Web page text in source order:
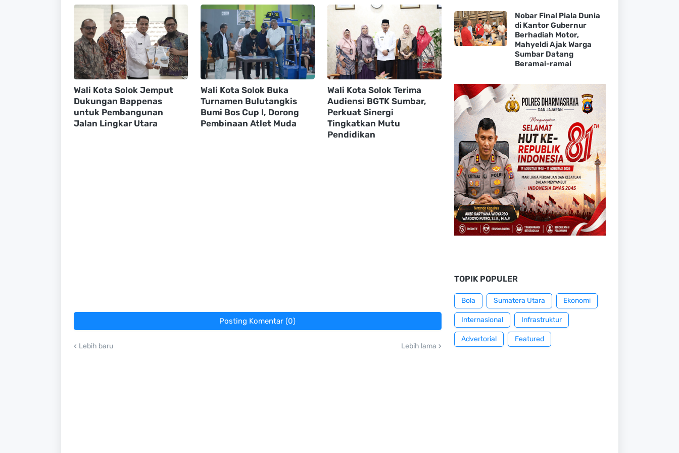
Wali Kota Solok Jemput
Dukungan Bappenas
untuk Pembangunan
Jalan Lingkar Utara
Wali Kota Solok Buka
Turnamen Bulutangkis
Bumi Bos Cup I, Dorong
Pembinaan Atlet Muda
Wali Kota Solok Terima
Audiensi BGTK Sumbar,
Perkuat Sinergi
Tingkatkan Mutu
Pendidikan
Posting Komentar (0)
Lebih baru Lebih lama
Nobar Final Piala Dunia
di Kantor Gubernur
Berhadiah Motor,
Mahyeldi Ajak Warga
Sumbar Datang
Beramai-ramai
TOPIK POPULER
Bola Sumatera Utara Ekonomi
Internasional Infrastruktur
Advertorial Featured